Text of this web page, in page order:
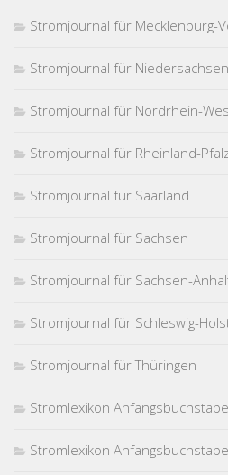
Stromjournal für Mecklenburg-
Stromjournal für Niedersachsen
Stromjournal für Nordrhein-
Stromjournal für Rheinland-
Stromjournal für Saarland
Stromjournal für Sachsen
Stromjournal für Sachsen-
Stromjournal für Schleswig-
Stromjournal für Thüringen
Stromlexikon
Stromlexikon